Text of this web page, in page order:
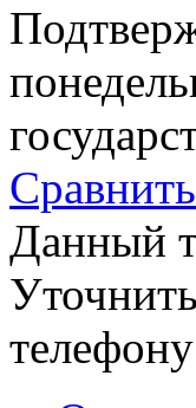
Сравнить
Данный